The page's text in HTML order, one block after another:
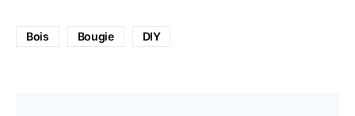
Bois Bougie DIY